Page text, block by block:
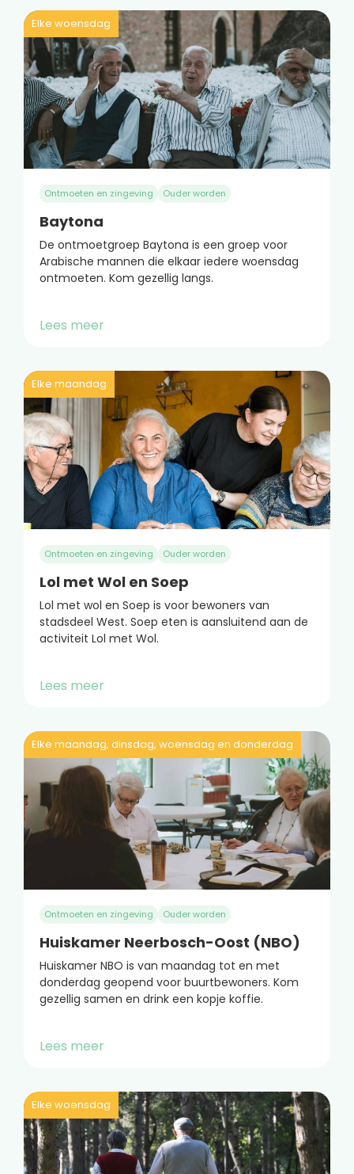
Elke woensdag
Ontmoeten en zingeving Ouder worden
Baytona
De ontmoetgroep Baytona is een groep voor
Arabische mannen die elkaar iedere woensdag
ontmoeten. Kom gezellig langs.
Lees meer
Elke maandag
Ontmoeten en zingeving Ouder worden
Lol met Wol en Soep
Lol met wol en Soep is voor bewoners van
stadsdeel West. Soep eten is aansluitend aan de
activiteit Lol met Wol.
Lees meer
Elke maandag, dinsdag, woensdag en donderdag
Ontmoeten en zingeving Ouder worden
Huiskamer Neerbosch-Oost (NBO)
Huiskamer NBO is van maandag tot en met
donderdag geopend voor buurtbewoners. Kom
gezellig samen en drink een kopje koffie.
Lees meer
Elke woensdag